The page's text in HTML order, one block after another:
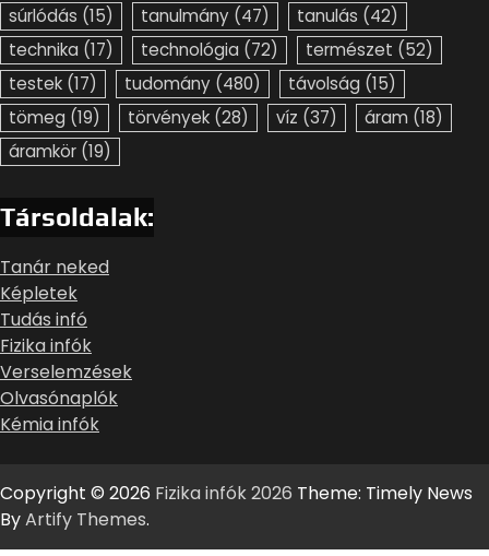
súrlódás (15) tanulmány (47) tanulás (42)
technika (17) technológia (72) természet (52)
testek (17) tudomány (480) távolság (15)
tömeg (19) törvények (28) víz (37) áram (18)
áramkör (19)
Társoldalak:
Tanár neked
Képletek
Tudás infó
Fizika infók
Verselemzések
Olvasónaplók
Kémia infók
Copyright © 2026 Fizika infók 2026 Theme: Timely News
ByArtify Themes.